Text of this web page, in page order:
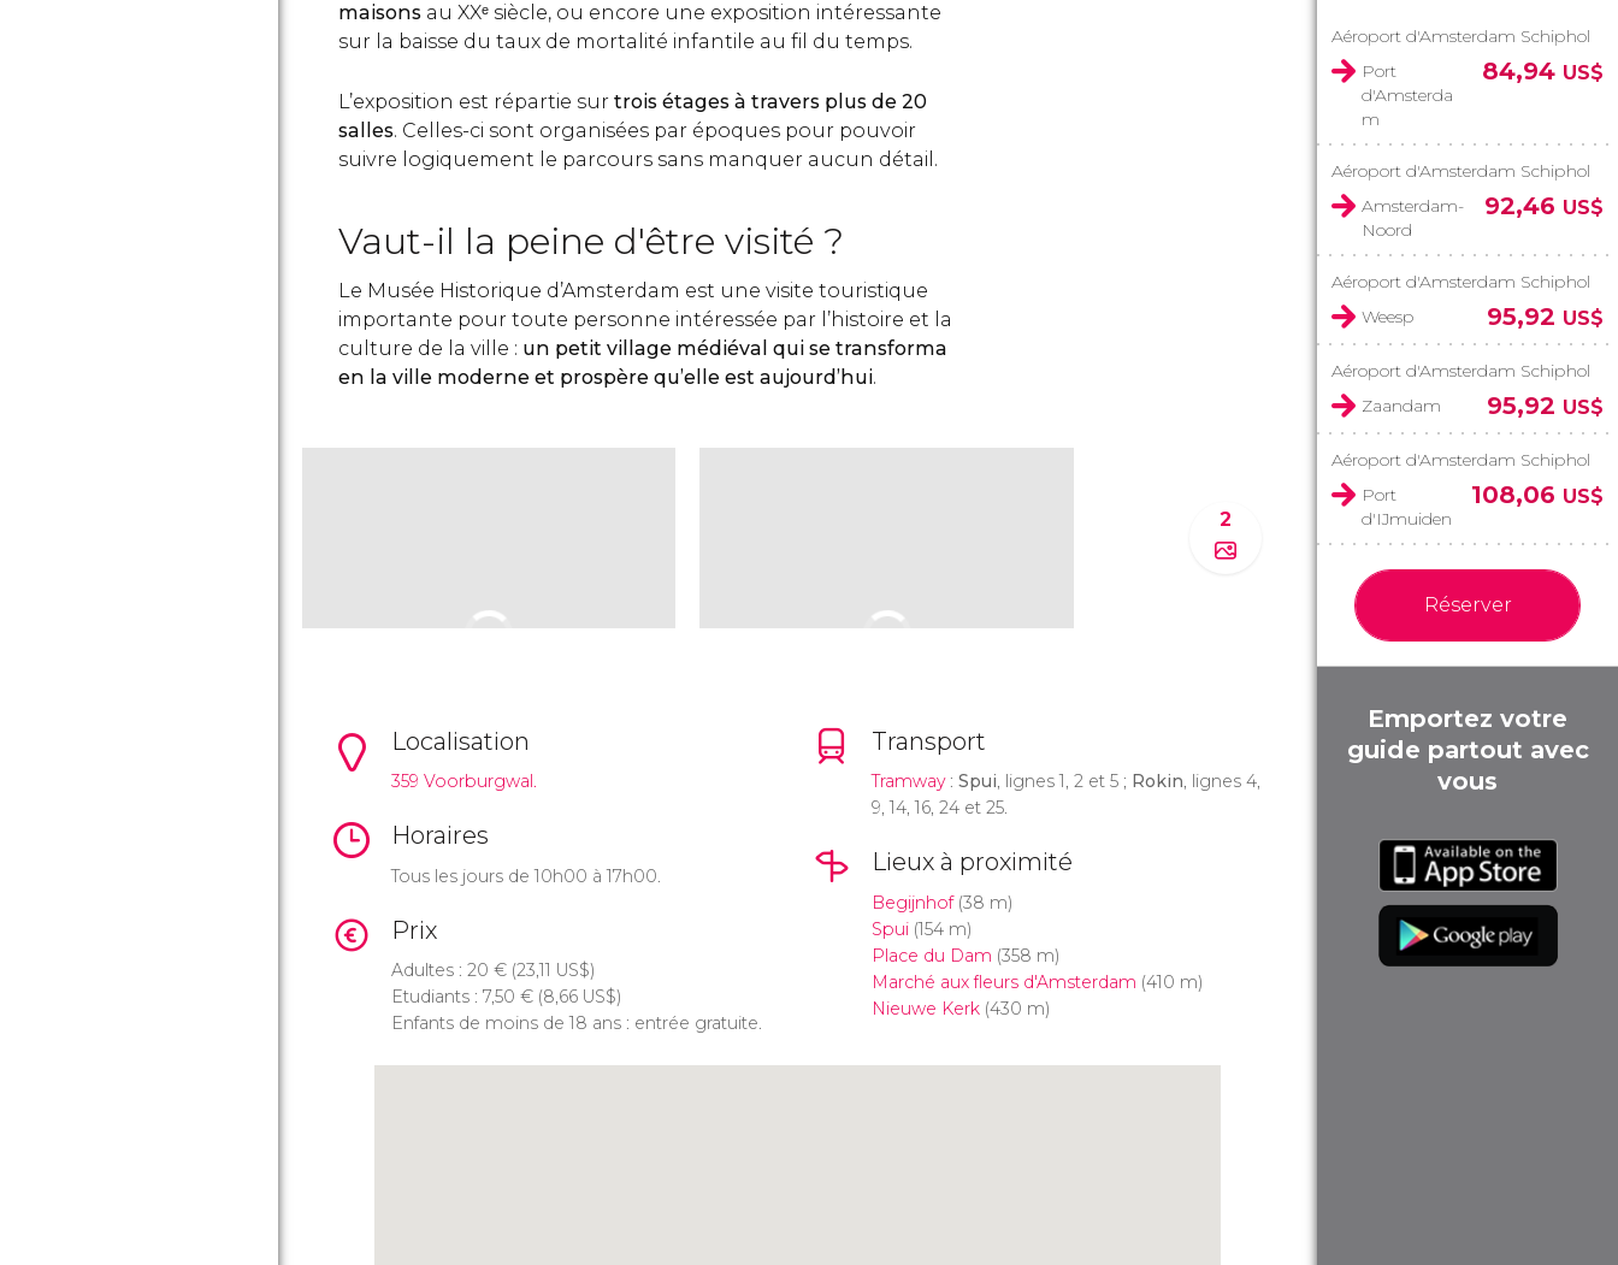
maisons au XXᵉ siècle, ou encore une exposition intéressante
sur la baisse du taux de mortalité infantile au fil du temps.
L’exposition est répartie sur trois étages à travers plus de 20
salles. Celles-ci sont organisées par époques pour pouvoir
suivre logiquement le parcours sans manquer aucun détail.
Vaut-il la peine d'être visité ?
Le Musée Historique d’Amsterdam est une visite touristique
importante pour toute personne intéressée par l’histoire et la
culture de la ville : un petit village médiéval qui se transforma
en la ville moderne et prospère qu’elle est aujourd’hui.
2
Localisation
359 Voorburgwal.
Horaires
Tous les jours de 10h00 à 17h00.
Prix
Adultes : 20 € (23,11 US$)
Etudiants : 7,50 € (8,66 US$)
Enfants de moins de 18 ans : entrée gratuite.
Transport
Tramway : Spui, lignes 1, 2 et 5 ; Rokin, lignes 4,
9, 14, 16, 24 et 25.
Lieux à proximité
Begijnhof(38 m)
Spui(154 m)
Place du Dam (358 m)
Marché aux fleurs d'Amsterdam (410 m)
Nieuwe Kerk(430 m)
Aéroport d'Amsterdam Schiphol
Port
d'Amsterda
m
84,94 US$
Aéroport d'Amsterdam Schiphol
Amsterdam-
Noord
92,46 US$
Aéroport d'Amsterdam Schiphol
Weesp
95,92 US$
Aéroport d'Amsterdam Schiphol
Zaandam
95,92 US$
Aéroport d'Amsterdam Schiphol
Port
d'IJmuiden
108,06 US$
Réserver
Emportez votre
guide partout avec
vous